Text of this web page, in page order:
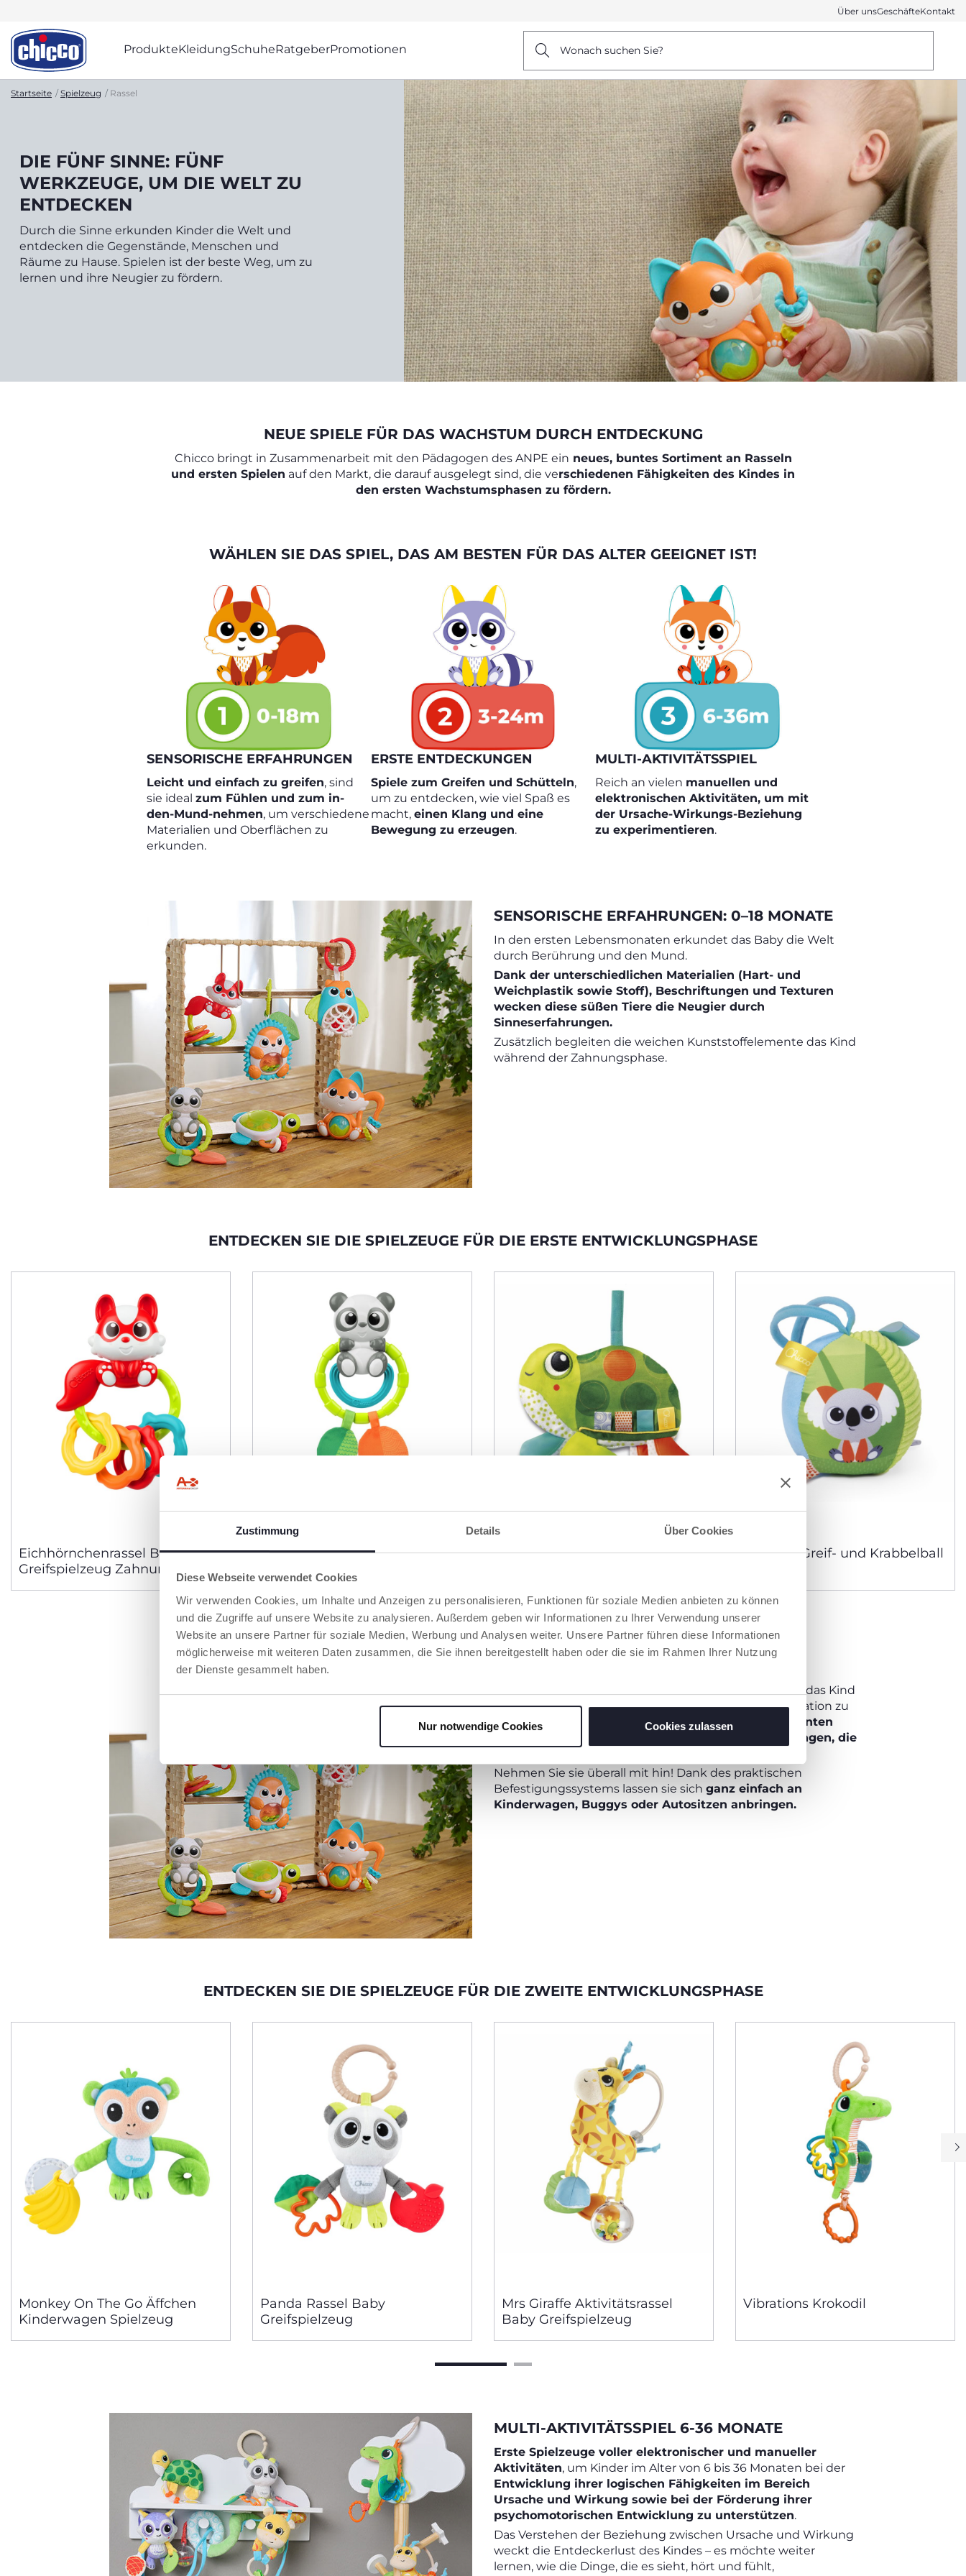
Zustimmung Details Über Cookies
Diese Webseite verwendet Cookies
Wir verwenden Cookies, um Inhalte und Anzeigen zu personalisieren, Funktionen für soziale Medien anbieten zu können
und die Zugriffe auf unsere Website zu analysieren. Außerdem geben wir Informationen zu Ihrer Verwendung unserer
Website an unsere Partner für soziale Medien, Werbung und Analysen weiter. Unsere Partner führen diese Informationen
möglicherweise mit weiteren Daten zusammen, die Sie ihnen bereitgestellt haben oder die sie im Rahmen Ihrer Nutzung
der Dienste gesammelt haben.
Nur notwendige Cookies Cookies zulassen
Über unsGeschäfteKontakt
ProdukteKleidungSchuheRatgeberPromotionen Wonach suchen Sie?
Startseite Spielzeug Rassel
DIE FÜNF SINNE: FÜNF
WERKZEUGE, UM DIE WELT ZU
ENTDECKEN
Durch die Sinne erkunden Kinder die Welt und
entdecken die Gegenstände, Menschen und
Räume zu Hause. Spielen ist der beste Weg, um zu
lernen und ihre Neugier zu fördern.
NEUE SPIELE FÜR DAS WACHSTUM DURCH ENTDECKUNG
Chicco bringt in Zusammenarbeit mit den Pädagogen des ANPE ein neues, buntes Sortiment an Rasseln
und ersten Spielen auf den Markt, die darauf ausgelegt sind, die verschiedenen Fähigkeiten des Kindes in
den ersten Wachstumsphasen zu fördern.
WÄHLEN SIE DAS SPIEL, DAS AM BESTEN FÜR DAS ALTER GEEIGNET IST!
SENSORISCHE ERFAHRUNGEN
Leicht und einfach zu greifen, sind
sie ideal zum Fühlen und zum in-
den-Mund-nehmen, um verschiedene
Materialien und Oberflächen zu
erkunden.
ERSTE ENTDECKUNGEN
Spiele zum Greifen und Schütteln,
um zu entdecken, wie viel Spaß es
macht, einen Klang und eine
Bewegung zu erzeugen.
MULTI-AKTIVITÄTSSPIEL
Reich an vielen manuellen und
elektronischen Aktivitäten, um mit
der Ursache-Wirkungs-Beziehung
zu experimentieren.
SENSORISCHE ERFAHRUNGEN: 0–18 MONATE
In den ersten Lebensmonaten erkundet das Baby die Welt
durch Berührung und den Mund.
Dank der unterschiedlichen Materialien (Hart- und
Weichplastik sowie Stoff), Beschriftungen und Texturen
wecken diese süßen Tiere die Neugier durch
Sinneserfahrungen.
Zusätzlich begleiten die weichen Kunststoffelemente das Kind
während der Zahnungsphase.
ENTDECKEN SIE DIE SPIELZEUGE FÜR DIE ERSTE ENTWICKLUNGSPHASE
Eichhörnchenrassel Baby
Greifspielzeug Zahnung
Pandarassel Baby
Molly Cuddly Turtle Baby
Soft Ball Greif- und Krabbelball
Es ist Zeit für die ersten Entdeckungen! Begleiten wir das Kind
dabei, seine Feinmotorik und die Hand-Auge-Koordination zu
entwickeln:
Durch das Greifen und Schütteln der bunten
Tierchen erzeugt das Kind Geräusche und Bewegungen, die
Nehmen Sie sie überall mit hin! Dank des praktischen
Befestigungssystems lassen sie sich ganz einfach an
Kinderwagen, Buggys oder Autositzen anbringen.
ENTDECKEN SIE DIE SPIELZEUGE FÜR DIE ZWEITE ENTWICKLUNGSPHASE
Monkey On The Go Äffchen
Kinderwagen Spielzeug
Panda Rassel Baby
Greifspielzeug
Mrs Giraffe Aktivitätsrassel
Baby Greifspielzeug
Vibrations Krokodil
MULTI-AKTIVITÄTSSPIEL 6-36 MONATE
Erste Spielzeuge voller elektronischer und manueller
Aktivitäten, um Kinder im Alter von 6 bis 36 Monaten bei der
Entwicklung ihrer logischen Fähigkeiten im Bereich
Ursache und Wirkung sowie bei der Förderung ihrer
psychomotorischen Entwicklung zu unterstützen.
Das Verstehen der Beziehung zwischen Ursache und Wirkung
weckt die Entdeckerlust des Kindes – es möchte weiter
lernen, wie die Dinge, die es sieht, hört und fühlt,